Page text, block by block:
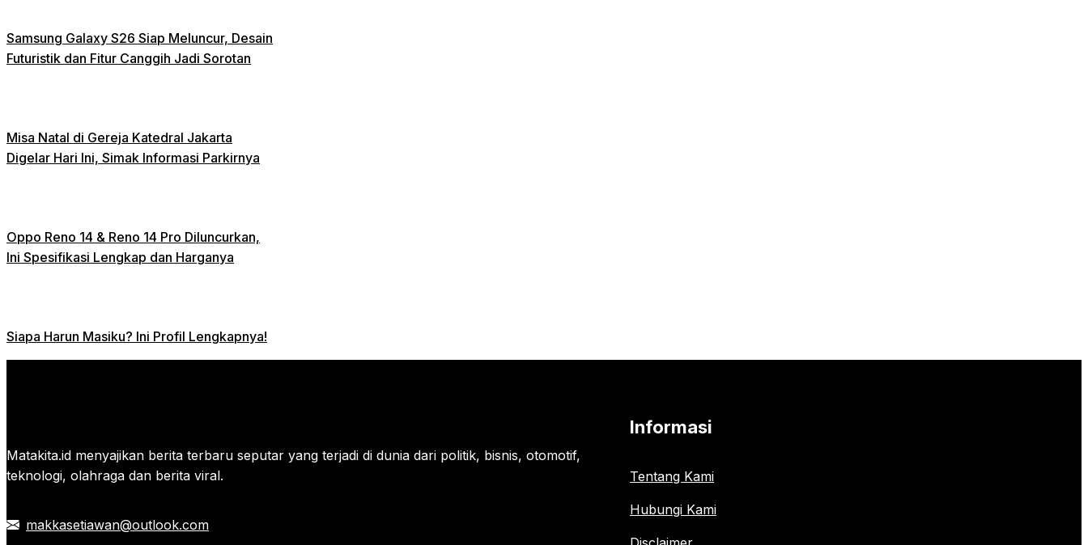
Samsung Galaxy S26 Siap Meluncur, Desain
Futuristik dan Fitur Canggih Jadi Sorotan
Misa Natal di Gereja Katedral Jakarta
Digelar Hari Ini, Simak Informasi Parkirnya
Oppo Reno 14 & Reno 14 Pro Diluncurkan,
Ini Spesifikasi Lengkap dan Harganya
Siapa Harun Masiku? Ini Profil Lengkapnya!
Matakita.id menyajikan berita terbaru seputar yang terjadi di dunia dari politik, bisnis, otomotif,
teknologi, olahraga dan berita viral.
makkasetiawan@outlook.com
Informasi
Tentang Kami
Hubungi Kami